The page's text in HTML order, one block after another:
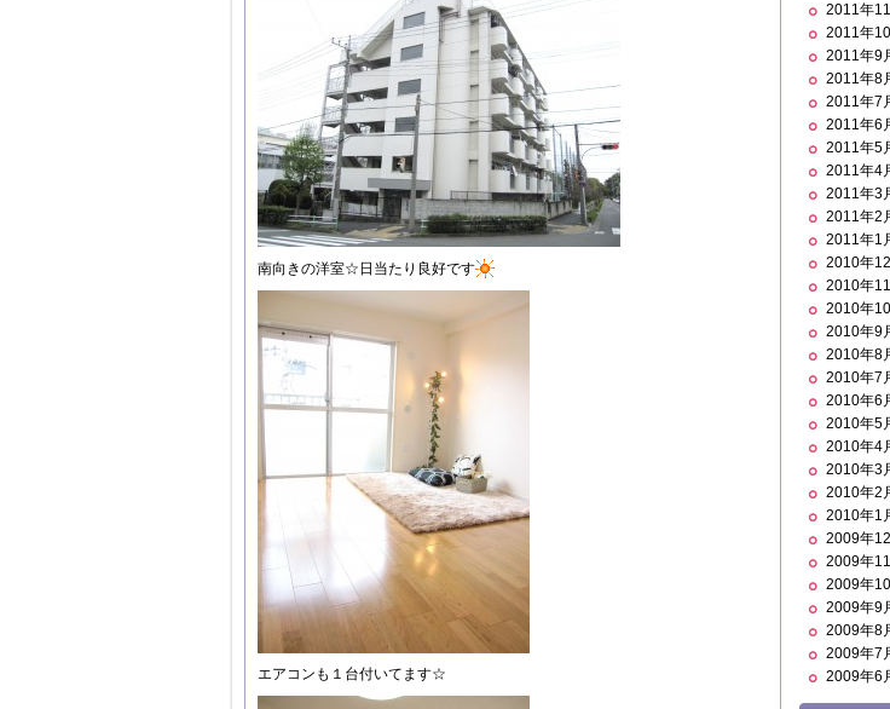
南向きの洋室☆日当たり良好です
エアコンも１台付いてます☆
2011年
2011年
2011年9
2011年8
2011年7
2011年6
2011年5
2011年4
2011年3
2011年2
2011年1
2010年
2010年
2010年
2010年9
2010年8
2010年7
2010年6
2010年5
2010年4
2010年3
2010年2
2010年1
2009年
2009年
2009年
2009年9
2009年8
2009年7
2009年6